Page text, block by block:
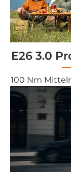
E26 3.0
100 Nm